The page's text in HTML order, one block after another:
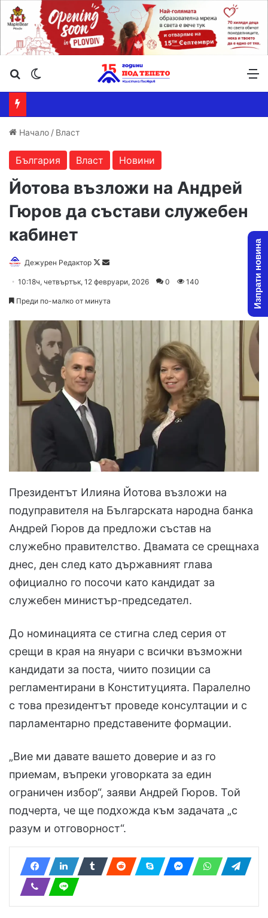
Търсене ...
Начало / Власт
България Власт Новини
Йотова възложи на Андрей
Гюров да състави служебен
кабинет
Дежурен Редактор
Follow
Send
10:18ч, четвъртък, 12 февруари, 2026 0 140
Преди по-малко от минута
Президентът Илияна Йотова възложи на
подуправителя на Българската народна банка
Андрей Гюров да предложи състав на
служебно правителство. Двамата се срещнаха
днес, ден след като държавният глава
официално го посочи като кандидат за
служебен министър-председател.
До номинацията се стигна след серия от
срещи в края на януари с всички възможни
кандидати за поста, чиито позиции са
регламентирани в Конституцията. Паралелно
с това президентът проведе консултации и с
парламентарно представените формации.
„Вие ми давате вашето доверие и аз го
приемам, въпреки уговорката за един
ограничен избор“, заяви Андрей Гюров. Той
подчерта, че ще подхожда към задачата „с
разум и отговорност“.
Изпрати новина